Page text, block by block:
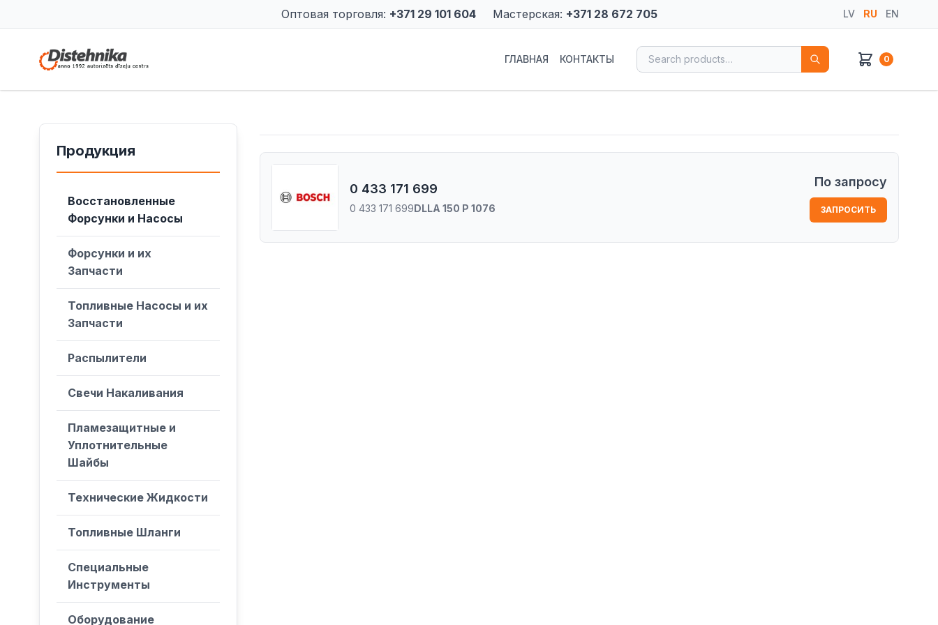
Оптовая торговля: +371 29 101 604 Мастерская: +371 28 672 705 LV RU EN
ГЛАВНАЯ КОНТАКТЫ Search for: 0
Продукция
Восстановленные
Форсунки и Насосы
Форсунки и их
Запчасти
Топливные Насосы и их
Запчасти
Распылители
Свечи Накаливания
Пламезащитные и
Уплотнительные
Шайбы
Технические Жидкости
Топливные Шланги
Специальные
Инструменты
Оборудование
0 433 171 699
0 433 171 699DLLA 150 P 1076
По запросу
ЗАПРОСИТЬ